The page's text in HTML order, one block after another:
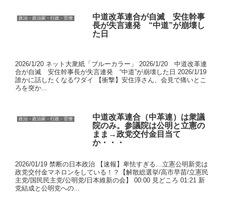
政治・政治家・行政・官僚
中道改革連合が自滅 安住幹事
長が失言連発 “中道”が崩壊し
た日
2026/1/20 ネット大衆紙「ブルーカラー」 2026/1/20 中道改革連
合が自滅 安住幹事長が失言連発 “中道”が崩壊した日 2026/1/19
誰かに話したくなるワダイ 【衝撃】安住淳さん、会見で痛いとこ
ろを突か...
政治・政治家・行政・官僚
中道改革連合（中革連）は衆議
院のみ。参議院は公明と立憲の
まま→政党交付金目当て
か・・・
2026/01/19 禁断の日本政治 【速報】卑怯すぎる…立憲公明新党は
政党交付金マネロンをしている！？【解散総選挙/高市早苗/立憲民
主党/国民民主党/公明党/日本維新の会】 00:00 見どころ 01:21 新
党結成と公明党への...